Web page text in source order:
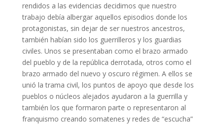
rendidos a las evidencias decidimos que nuestro
trabajo debía albergar aquellos episodios donde los
protagonistas, sin dejar de ser nuestros ancestros,
también habían sido los guerrilleros y los guardias
civiles. Unos se presentaban como el brazo armado
del pueblo y de la república derrotada, otros como el
brazo armado del nuevo y oscuro régimen. A ellos se
unió la trama civil, los puntos de apoyo que desde los
pueblos o núcleos alejados ayudaron a la guerrilla y
también los que formaron parte o representaron al
franquismo creando somatenes y redes de “escucha”